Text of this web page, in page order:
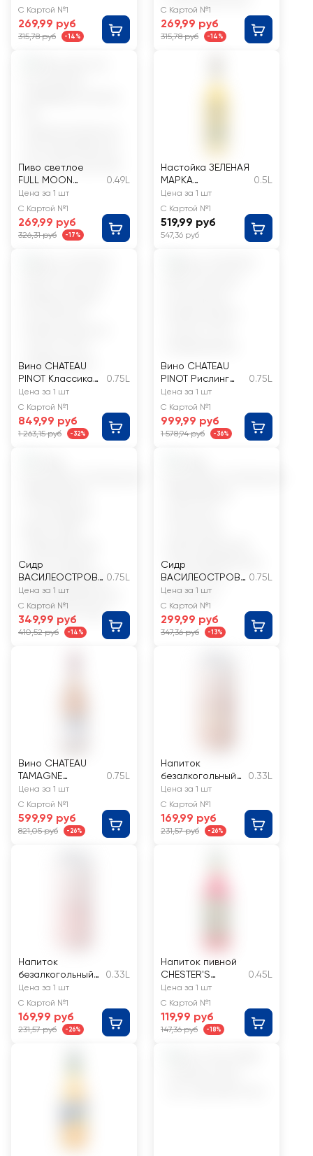
нефильтрованно
е
пастеризованное
4%
С Картой №1
269,99 руб
315,78 руб -14%
MANGOMELO
FRUIT ALE
нефильтрованны
С Картой №1
269,99 руб
315,78 руб -14%
Пиво светлое
FULL MOON
SUMMERLAY FIN
FIN IPA
нефильтрованно
е
пастеризованное
0.49L
Цена за 1 шт
С Картой №1
269,99 руб
326,31 руб -17%
Настойка ЗЕЛЕНАЯ
МАРКА
Абрикосовая 24%,
сладкая
0.5L
Цена за 1 шт
С Картой №1
519,99 руб
547,36 руб
Вино CHATEAU
PINOT Классика
Каберне Фран
Российское
Кубань красное
сухое
0.75L
Цена за 1 шт
С Картой №1
849,99 руб
1 263,15 руб -32%
Вино CHATEAU
PINOT Рислинг
Российское
Кубань белое
сухое
0.75L
Цена за 1 шт
С Картой №1
999,99 руб
1 578,94 руб -36%
Сидр
ВАСИЛЕОСТРОВ
СКАЯ
ПИВОВАРНЯ
Строуберри
фруктовый
газированный
0.75L
Цена за 1 шт
С Картой №1
349,99 руб
410,52 руб -14%
Сидр
ВАСИЛЕОСТРОВ
СКАЯ
ПИВОВАРНЯ
игристый
полусухой
фильтрованный
0.75L
Цена за 1 шт
С Картой №1
299,99 руб
347,36 руб -13%
Вино CHATEAU
TAMAGNE
Каберне
Совиньон
розовое
полусладкое
0.75L
Цена за 1 шт
С Картой №1
599,99 руб
821,05 руб -26%
Напиток
безалкогольный
DRINKSOME
Коктейль Куба
Либре газ. ж/б
0.33L
Цена за 1 шт
С Картой №1
169,99 руб
231,57 руб -26%
Напиток
безалкогольный
DRINKSOME
Коктейль Палома
с соком газ. ж/б
0.33L
Цена за 1 шт
С Картой №1
169,99 руб
231,57 руб -26%
Напиток пивной
CHESTER'S
Оригинальный со
вкусом кокоса и
клубники
фильтрованный
пастеризованный
0.45L
Цена за 1 шт
С Картой №1
119,99 руб
147,36 руб -18%